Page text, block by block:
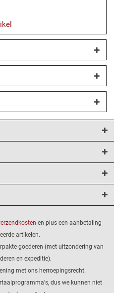
en plus een aanbetaling
artikelen.
goederen (met uitzondering van
en expeditie).
met ons herroepingsrecht.
dus we kunnen niet